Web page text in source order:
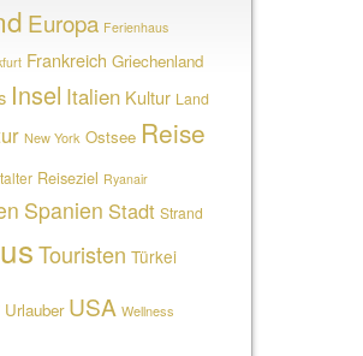
Europa Ferienhaus
Frankreich Griechenland
Insel Italien Kultur Land
New York Ostsee Reise
Reiseziel Ryanair
Spanien Stadt Strand
Touristen Türkei
Urlauber USA Wellness